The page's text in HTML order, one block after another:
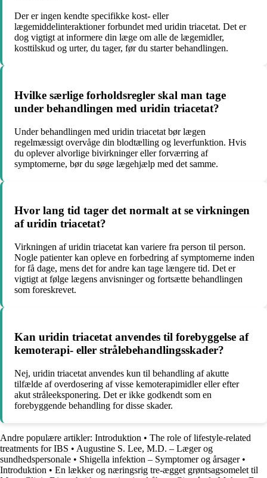
Der er ingen kendte specifikke kost- eller
lægemiddelinteraktioner forbundet med uridin triacetat. Det er
dog vigtigt at informere din læge om alle de lægemidler,
kosttilskud og urter, du tager, før du starter behandlingen.
Hvilke særlige forholdsregler skal man tage
under behandlingen med uridin triacetat?
Under behandlingen med uridin triacetat bør lægen
regelmæssigt overvåge din blodtælling og leverfunktion. Hvis
du oplever alvorlige bivirkninger eller forværring af
symptomerne, bør du søge lægehjælp med det samme.
Hvor lang tid tager det normalt at se virkningen
af uridin triacetat?
Virkningen af uridin triacetat kan variere fra person til person.
Nogle patienter kan opleve en forbedring af symptomerne inden
for få dage, mens det for andre kan tage længere tid. Det er
vigtigt at følge lægens anvisninger og fortsætte behandlingen
som foreskrevet.
Kan uridin triacetat anvendes til forebyggelse af
kemoterapi- eller strålebehandlingsskader?
Nej, uridin triacetat anvendes kun til behandling af akutte
tilfælde af overdosering af visse kemoterapimidler eller efter
akut stråleeksponering. Det er ikke godkendt som en
forebyggende behandling for disse skader.
Andre populære artikler: Introduktion • The role of lifestyle-related
treatments for IBS • Augustine S. Lee, M.D. – Læger og
sundhedspersonale • Shigella infektion – Symptomer og årsager•
Introduktion • En lækker og næringsrig tre-ægget grøntsagsomelet til